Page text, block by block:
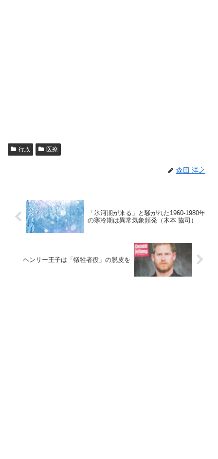
行政 医療
森田 洋之
「氷河期が来る」と騒がれた1960-1980年
の寒冷期は異常気象頻発（木本 協司）
ヘンリー王子は「犠牲者役」の脱皮を